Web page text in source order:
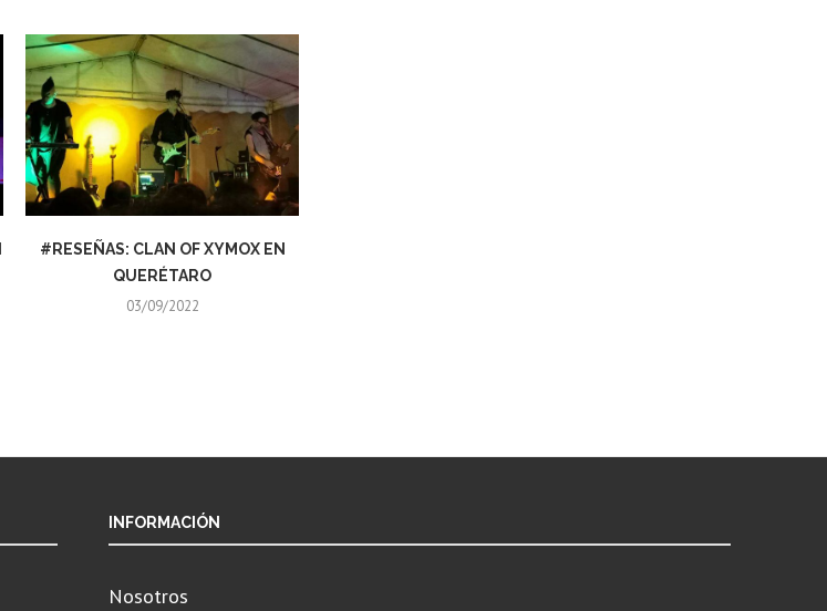
#RESEÑAS: CLAN OF XYMOX EN
QUERÉTARO
03/09/2022
INFORMACIÓN
Nosotros